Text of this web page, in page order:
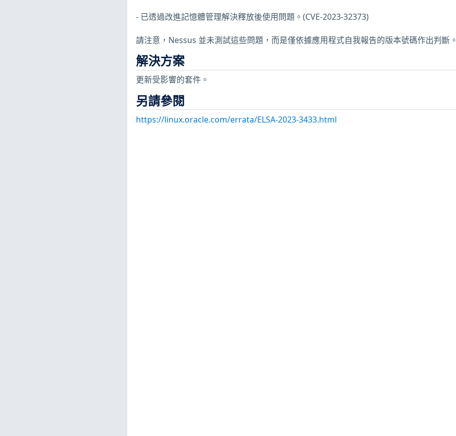
- 已透過改進記憶體管理解決釋放後使用問題。(CVE-2023-32373)
請注意，Nessus 並未測試這些問題，而是僅依據應用程式自我報告的版本號碼作出判斷。
解決方案
更新受影響的套件。
另請參閱
https://linux.oracle.com/errata/ELSA-2023-3433.html